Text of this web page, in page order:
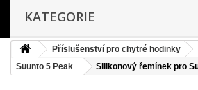
KATEGORIE
Příslušenství pro chytré hodinky
Suunto 5 Peak
Silikonový řemínek pro